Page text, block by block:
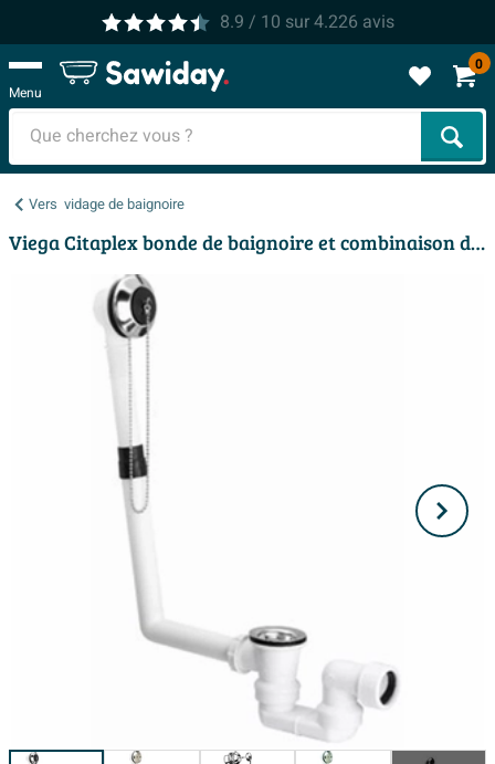
8.9 / 10 sur4.226 avis
Menu
0
Vers vidage de baignoire
Viega Citaplex bonde de baignoire et combinaison de trop-plein avec bouchon et chaîne 40mm